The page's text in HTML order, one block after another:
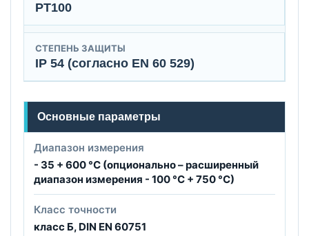
PT100
СТЕПЕНЬ ЗАЩИТЫ
IP 54 (согласно EN 60 529)
Основные параметры
Диапазон измерения
- 35 + 600 °C (опционально – расширенный
диапазон измерения - 100 °C + 750 °C)
Класс точности
класс Б, DIN EN 60751